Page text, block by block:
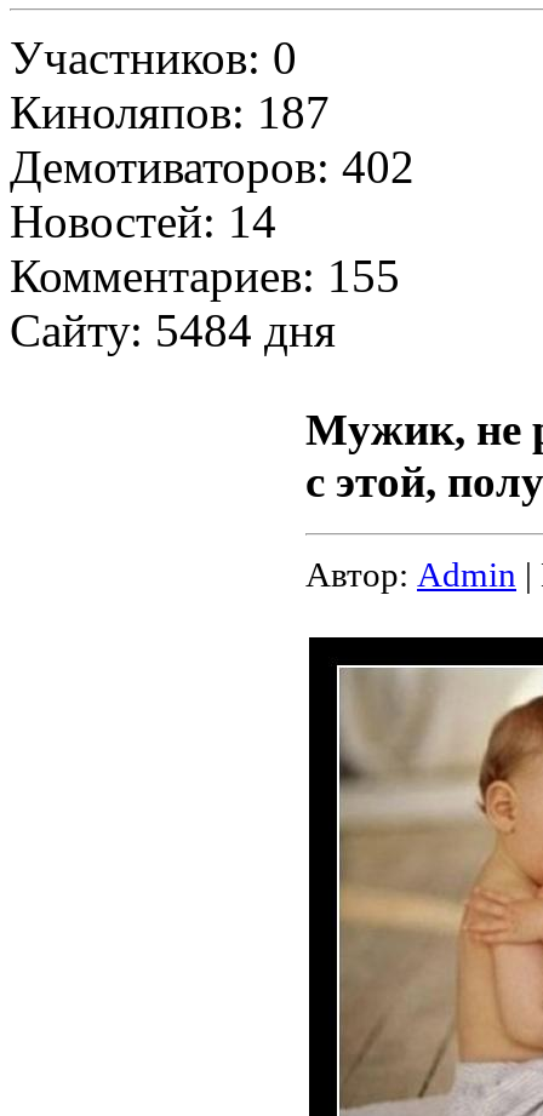
Участников: 0
Киноляпов: 187
Демотиваторов: 402
Новостей: 14
Комментариев: 155
Сайту: 5484 дня
Мужик, не
с этой,
Автор: Admin |